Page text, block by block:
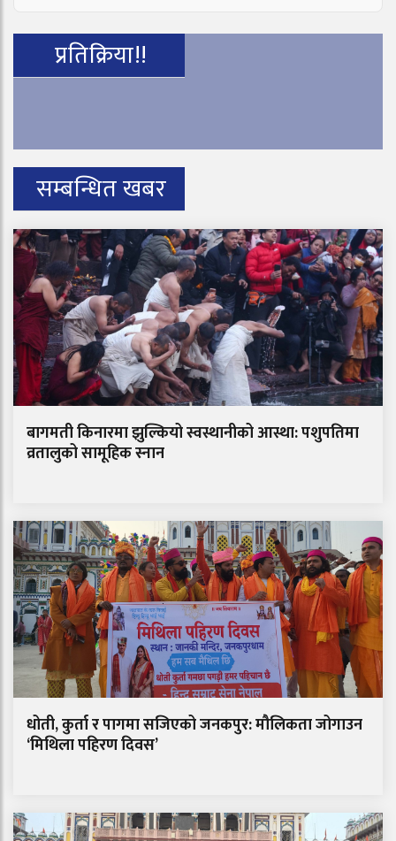
प्रतिक्रिया!!
सम्बन्धित खबर
बागमती किनारमा झुल्कियो स्वस्थानीको आस्था: पशुपतिमा
व्रतालुको सामूहिक स्नान
धोती, कुर्ता र पागमा सजिएको जनकपुर: मौलिकता जोगाउन
‘मिथिला पहिरण दिवस’